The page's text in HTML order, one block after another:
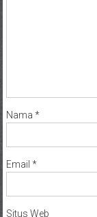
Nama *
Email *
Situs Web